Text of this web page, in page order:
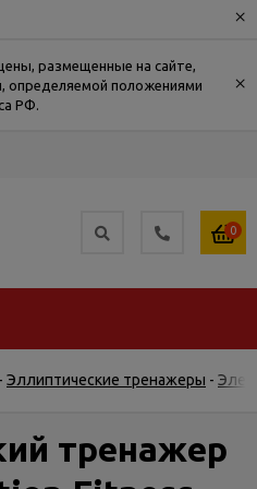
×
размещенные на сайте,
определяемой положениями
РФ.
×
0
- Эллиптические тренажеры -
тренажер